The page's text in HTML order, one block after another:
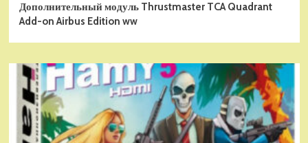
Дополнительный модуль Thrustmaster TCA Quadrant
Add-on Airbus Edition ww